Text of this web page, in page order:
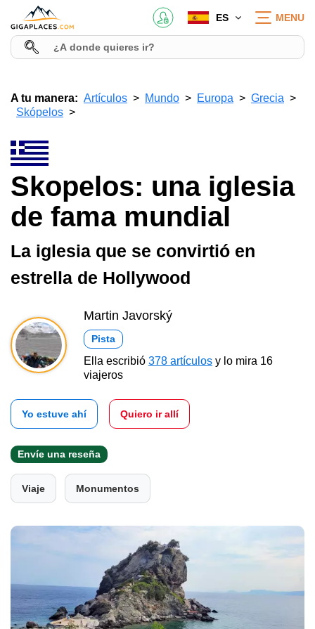
ES MENU
A tu manera: Artículos Mundo Europa
Grecia
Skópelos
Skopelos: una iglesia
de fama mundial
La iglesia que se convirtió en
estrella de Hollywood
Martin Javorský
Pista
Ella escribió 378 artículos y lo mira 16
viajeros
Yo estuve ahí Quiero ir allí
Envíe una reseña
Viaje Monumentos